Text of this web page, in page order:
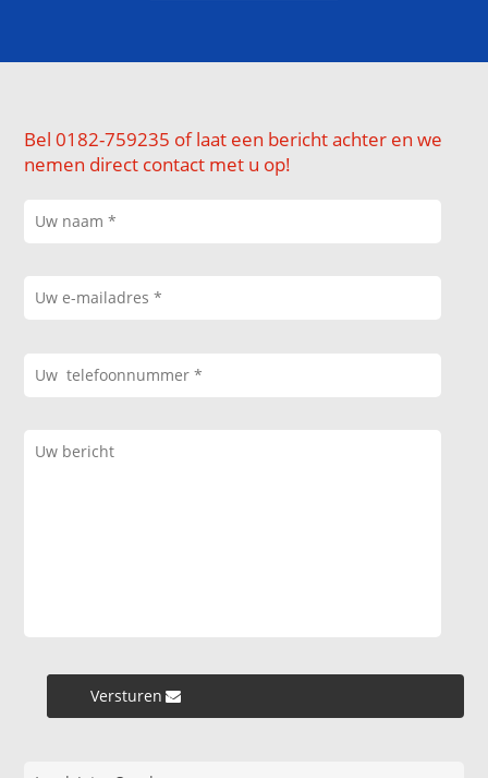
Bel 0182-759235 of laat een bericht achter en we
nemen direct contact met u op!
Versturen »